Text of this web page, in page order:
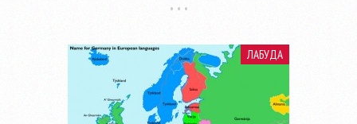
ЛАБУДА